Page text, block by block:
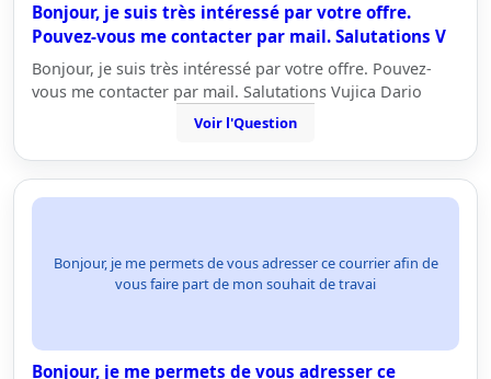
Bonjour, je suis très intéressé par votre offre.
Pouvez-vous me contacter par mail. Salutations V
Bonjour, je suis très intéressé par votre offre. Pouvez-
vous me contacter par mail. Salutations Vujica Dario
Voir l'Question
Bonjour, je me permets de vous adresser ce courrier afin de
vous faire part de mon souhait de travai
Bonjour, je me permets de vous adresser ce